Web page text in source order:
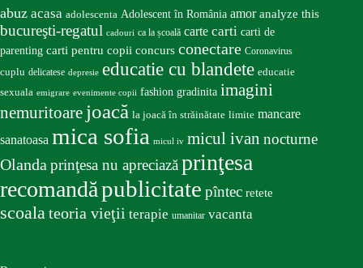
abuz acasa adolescenta Adolescent în România amor analyze this
bucureşti-regatul cadouri ca la școală carte carti carti de
parenting carti pentru copii concurs conectare Coronavirus
cuplu delicatese depresie educatie cu blandete educatie
sexuala emigrare evenimente copii fashion gradinita imagini
nemuritoare joacă la joacă în străinătate limite mancare
sanatoasa mica sofia micul iv micul ivan nocturne
Olandaprinţesa nu apreciazăprinţesa
recomandăpublicitate pîntec retete
scoalateoria vieţii terapie umanitar vacanta